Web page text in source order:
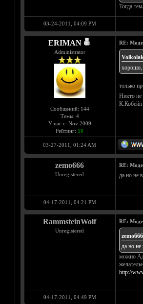
Тогда
03-24-2011, 04:09 PM
ERIMAN
Administrator
Сообщений: 144
Темы: 4
У нас с: Nov 2009
Рейтинг: 18
RE:
хорошо,
только
Никто не
03-27-2011, 01:24 AM
zemo666
Unregistered
RE:
да но не
04-17-2011, 04:21 PM
RammsteinWolf
Unregistered
RE:
да но
можно
http://
04-17-2011, 04:49 PM